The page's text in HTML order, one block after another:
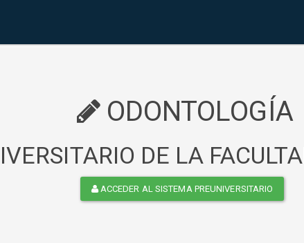
ODONTOLOGÍA
DE LA
ACCEDER AL SISTEMA PREUNIVERSITARIO